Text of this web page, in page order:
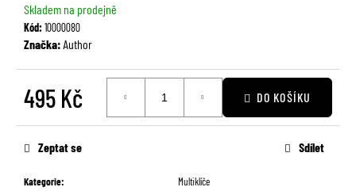
Skladem na prodejně
Kód:10000080
Značka: Author
495 Kč DO KOŠÍKU
Kategorie:
Multiklíče
Zeptat se Sdílet
m
e